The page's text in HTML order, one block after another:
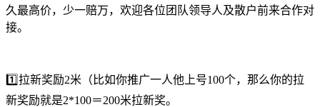
久最高价，少一赔万，欢迎各位团队领导人及散户前来合作对
接。
1️⃣拉新奖励2米（比如你推广一人他上号100个，那么你的拉
新奖励就是2*100＝200米拉新奖。